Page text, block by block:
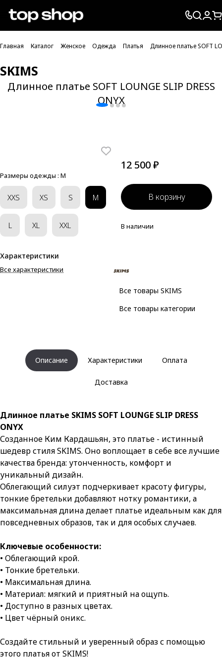
Проверка хлебных крошек
Главная Каталог Женское Одежда Платья Длинное платье SOFT
SKIMS
Длинное платье SOFT LOUNGE SLIP DRESS
ONYX
Размеры одежды : M
XXS XS S M
L XL XXL
Характеристики
Все характеристики
12 500 ₽
В корзину
В наличии
Все товары SKIMS
Все товары категории
Описание Характеристики Оплата
Доставка
Длинное платье SKIMS SOFT LOUNGE SLIP DRESS
ONYX
Созданное Ким Кардашьян, это платье - истинный
шедевр стиля SKIMS. Оно воплощает в себе все лучшие
качества бренда: утонченность, комфорт и
уникальный дизайн.
Облегающий силуэт подчеркивает красоту фигуры,
тонкие бретельки добавляют нотку романтики, а
максимальная длина делает платье идеальным как для
повседневных образов, так и для особых случаев.
Ключевые особенности:
• Облегающий крой.
• Тонкие бретельки.
• Максимальная длина.
• Материал: мягкий и приятный на ощупь.
• Доступно в разных цветах.
• Цвет чёрный оникс.
Создайте стильный и уверенный образ с помощью
этого платья от SKIMS!